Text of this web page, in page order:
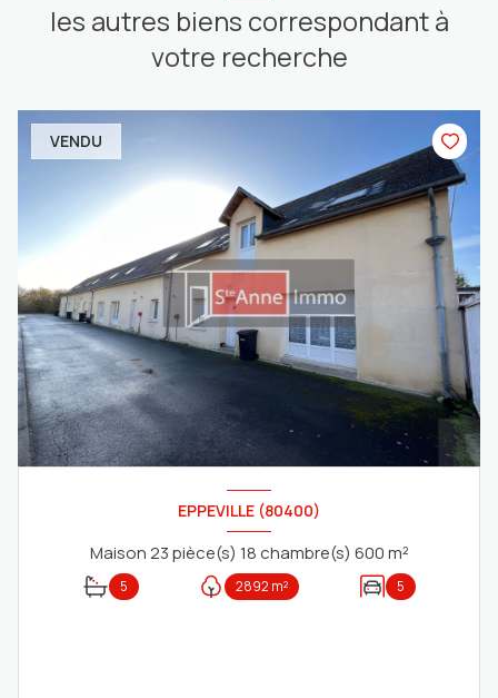
les autres biens correspondant à
votre recherche
VENDU
EPPEVILLE (80400)
Maison 23 pièce(s) 18 chambre(s) 600 m²
5 2892 m² 5